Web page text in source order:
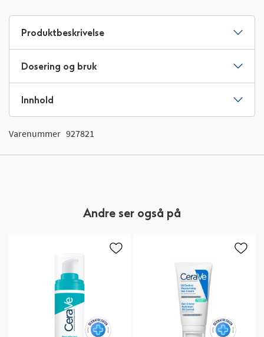
Produktbeskrivelse
Dosering og bruk
Innhold
Varenummer 927821
Andre ser også på